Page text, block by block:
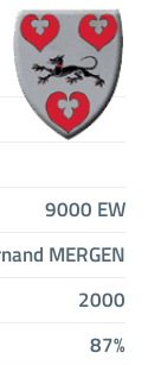
9000 EW
MERGEN
2000
87%